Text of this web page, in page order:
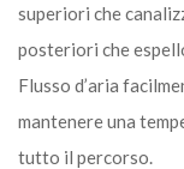
superiori che
posteriori che
Flusso d’aria
mantenere una
tutto il percorso.